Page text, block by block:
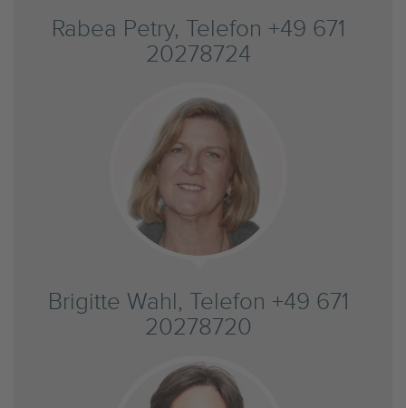
Rabea Petry, Telefon +49 671
20278724
Brigitte Wahl, Telefon +49 671
20278720